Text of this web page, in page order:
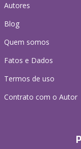
Autores
Blog
Quem somos
Fatos e Dados
Termos de uso
Contrato com o Autor